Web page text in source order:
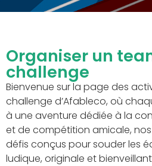
Organiser un
challenge
Bienvenue sur la page des
challenge d’Afableco, où
à une aventure dédiée à la
et de compétition amicale,
défis conçus pour souder les
ludique, originale et